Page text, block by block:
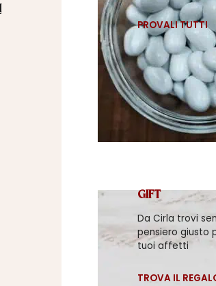
PROVALI TUTTI
GIFT
Da Cirla trovi
pensiero giusto
tuoi affetti
TROVA IL